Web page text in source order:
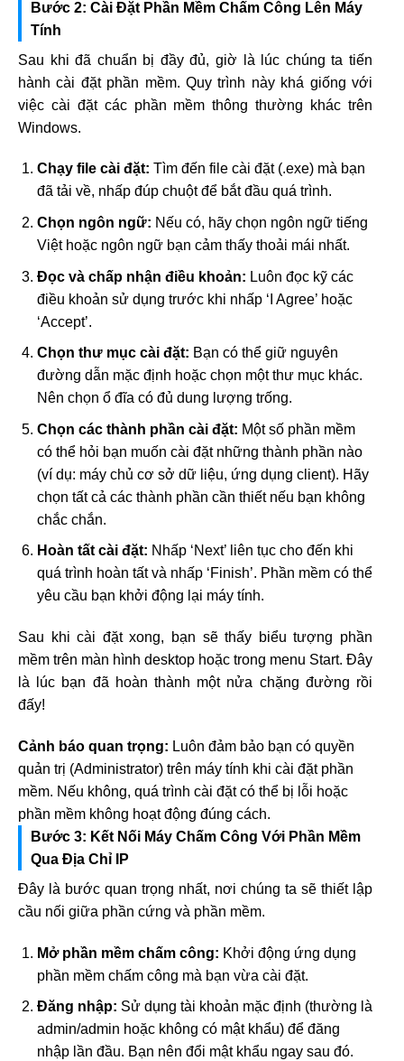
Bước 2: Cài Đặt Phần Mềm Chấm Công Lên Máy
Tính
Sau khi đã chuẩn bị đầy đủ, giờ là lúc chúng ta tiến
hành cài đặt phần mềm. Quy trình này khá giống với
việc cài đặt các phần mềm thông thường khác trên
Windows.
Chạy file cài đặt: Tìm đến file cài đặt (.exe) mà bạn
đã tải về, nhấp đúp chuột để bắt đầu quá trình.
Chọn ngôn ngữ: Nếu có, hãy chọn ngôn ngữ tiếng
Việt hoặc ngôn ngữ bạn cảm thấy thoải mái nhất.
Đọc và chấp nhận điều khoản: Luôn đọc kỹ các
điều khoản sử dụng trước khi nhấp ‘I Agree’ hoặc
‘Accept’.
Chọn thư mục cài đặt: Bạn có thể giữ nguyên
đường dẫn mặc định hoặc chọn một thư mục khác.
Nên chọn ổ đĩa có đủ dung lượng trống.
Chọn các thành phần cài đặt: Một số phần mềm
có thể hỏi bạn muốn cài đặt những thành phần nào
(ví dụ: máy chủ cơ sở dữ liệu, ứng dụng client). Hãy
chọn tất cả các thành phần cần thiết nếu bạn không
chắc chắn.
Hoàn tất cài đặt: Nhấp ‘Next’ liên tục cho đến khi
quá trình hoàn tất và nhấp ‘Finish’. Phần mềm có thể
yêu cầu bạn khởi động lại máy tính.
Sau khi cài đặt xong, bạn sẽ thấy biểu tượng phần
mềm trên màn hình desktop hoặc trong menu Start. Đây
là lúc bạn đã hoàn thành một nửa chặng đường rồi
đấy!
Cảnh báo quan trọng: Luôn đảm bảo bạn có quyền
quản trị (Administrator) trên máy tính khi cài đặt phần
mềm. Nếu không, quá trình cài đặt có thể bị lỗi hoặc
phần mềm không hoạt động đúng cách.
Bước 3: Kết Nối Máy Chấm Công Với Phần Mềm
Qua Địa Chỉ IP
Đây là bước quan trọng nhất, nơi chúng ta sẽ thiết lập
cầu nối giữa phần cứng và phần mềm.
Mở phần mềm chấm công: Khởi động ứng dụng
phần mềm chấm công mà bạn vừa cài đặt.
Đăng nhập: Sử dụng tài khoản mặc định (thường là
admin/admin hoặc không có mật khẩu) để đăng
nhập lần đầu. Bạn nên đổi mật khẩu ngay sau đó.